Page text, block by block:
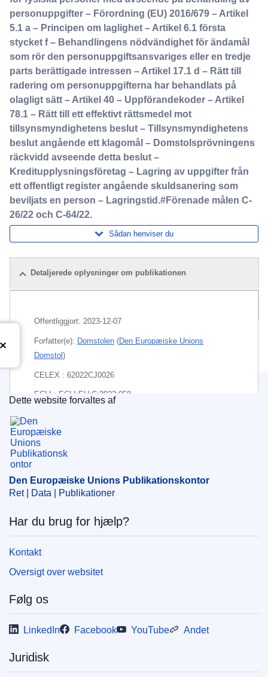
personuppgifter – Förordning (EU) 2016/679 – Artikel
5.1 a – Principen om laglighet – Artikel 6.1 första
stycket f – Behandlingens nödvändighet för ändamål
som rör den personuppgiftsansvariges eller en tredje
parts berättigade intressen – Artikel 17.1 d – Rätt till
radering om personuppgifterna har behandlats på
olagligt sätt – Artikel 40 – Uppförandekoder – Artikel
78.1 – Rätt till ett effektivt rättsmedel mot
tillsynsmyndighetens beslut – Tillsynsmyndighetens
beslut angående ett klagomål – Domstolsprövningens
räckvidd avseende detta beslut –
Kreditupplysningsföretag – Lagring av uppgifter från
ett offentligt register angående skuldsanering som
beviljats en person – Lagringstid.#Förenade målen C-
26/22 och C-64/22.
Sådan henviser du
Detaljerede oplysninger om publikationen
Offentliggjort: 2023-12-07
Forfatter(e): Domstolen (Den Europæiske Unions
Domstol )
CELEX : 62022CJ0026
ECLI : ECLI:EU:C:2023:958
Den Europæiske Unions Publikationskontor
Dette website forvaltes af
Den Europæiske Unions Publikationskontor
Ret | Data | Publikationer
Har du brug for hjælp?
Kontakt
Oversigt over websitet
Følg os
LinkedIn Facebook YouTube Andet
Juridisk